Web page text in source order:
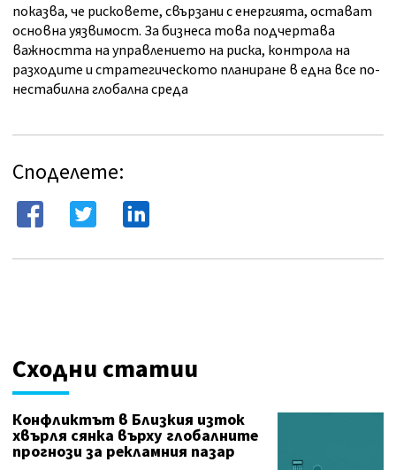
показва, че рисковете, свързани с енергията, остават
основна уязвимост. За бизнеса това подчертава
важността на управлението на риска, контрола на
разходите и стратегическото планиране в една все по-
нестабилна глобална среда
Споделете:
Сходни статии
Конфликтът в Близкия изток
хвърля сянка върху глобалните
прогнози за рекламния пазар